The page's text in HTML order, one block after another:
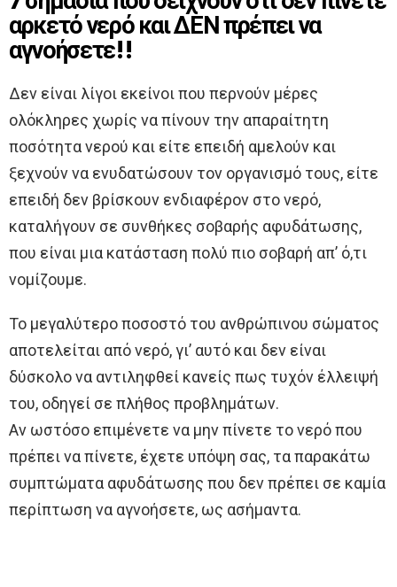
αρκετό νερό και ΔΕΝ πρέπει να
αγνοήσετε!!
Δεν είναι λίγοι εκείνοι που περνούν μέρες
ολόκληρες χωρίς να πίνουν την απαραίτητη
ποσότητα νερού και είτε επειδή αμελούν και
ξεχνούν να ενυδατώσουν τον οργανισμό τους, είτε
επειδή δεν βρίσκουν ενδιαφέρον στο νερό,
καταλήγουν σε συνθήκες σοβαρής αφυδάτωσης,
που είναι μια κατάσταση πολύ πιο σοβαρή απ’ ό,τι
νομίζουμε.
Το μεγαλύτερο ποσοστό του ανθρώπινου σώματος
αποτελείται από νερό, γι’ αυτό και δεν είναι
δύσκολο να αντιληφθεί κανείς πως τυχόν έλλειψή
του, οδηγεί σε πλήθος προβλημάτων.
Αν ωστόσο επιμένετε να μην πίνετε το νερό που
πρέπει να πίνετε, έχετε υπόψη σας, τα παρακάτω
συμπτώματα αφυδάτωσης που δεν πρέπει σε καμία
περίπτωση να αγνοήσετε, ως ασήμαντα.